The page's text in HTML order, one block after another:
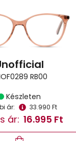
RB00
Készleten
ár: 33.990 Ft
ár: 16.995 Ft